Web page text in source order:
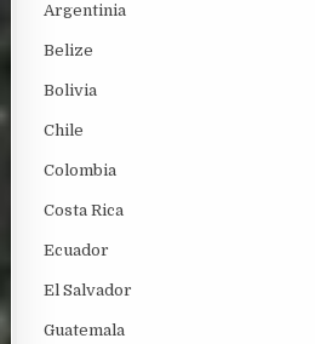
Argentinia
Belize
Bolivia
Chile
Colombia
Costa Rica
Ecuador
El Salvador
Guatemala